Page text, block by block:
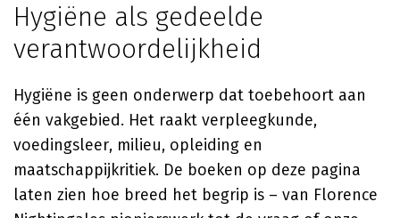
Hygiëne als gedeelde
verantwoordelijkheid
Hygiëne is geen onderwerp dat toebehoort aan
één vakgebied. Het raakt verpleegkunde,
voedingsleer, milieu, opleiding en
maatschappijkritiek. De boeken op deze pagina
laten zien hoe breed het begrip is – van Florence